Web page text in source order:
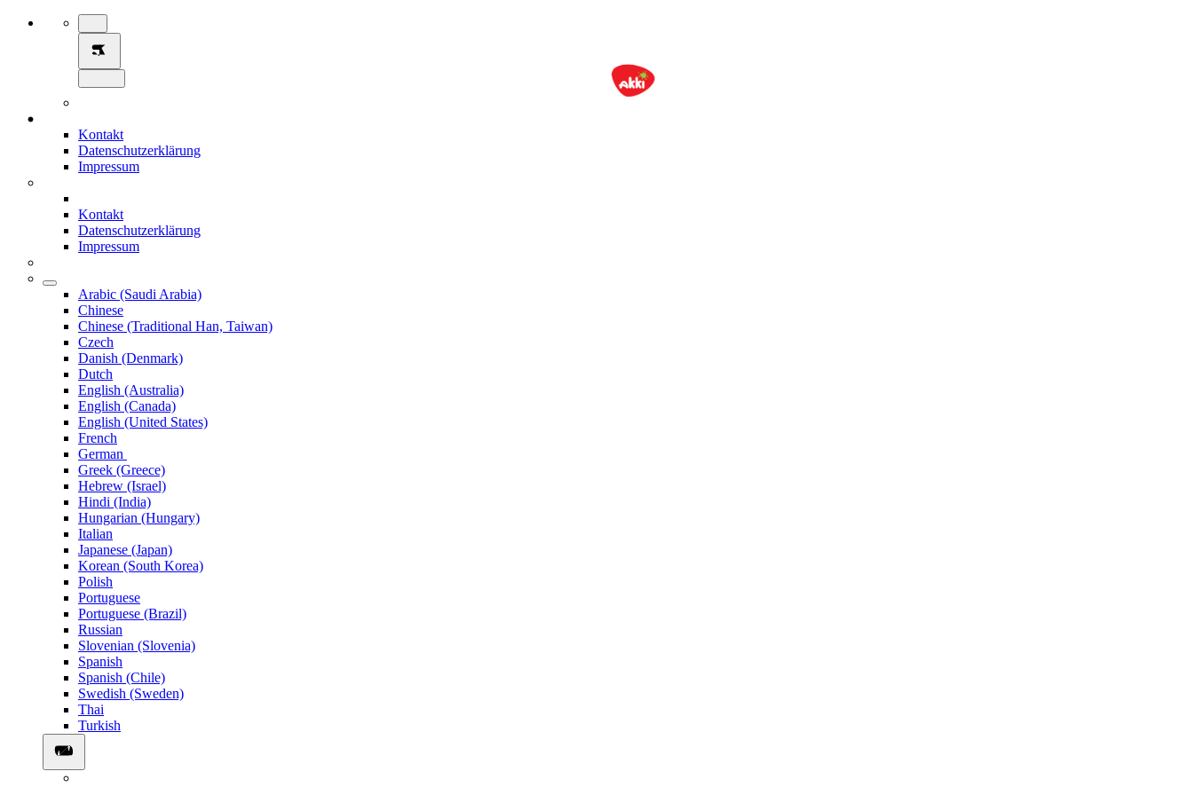
Kontakt
Datenschutzerklärung
Impressum
Kontakt
Datenschutzerklärung
Impressum
Arabic (Saudi Arabia)
Chinese
Chinese (Traditional Han, Taiwan)
Czech
Danish (Denmark)
Dutch
English (Australia)
English (Canada)
English (United States)
French
German
Greek (Greece)
Hebrew (Israel)
Hindi (India)
Hungarian (Hungary)
Italian
Japanese (Japan)
Korean (South Korea)
Polish
Portuguese
Portuguese (Brazil)
Russian
Slovenian (Slovenia)
Spanish
Spanish (Chile)
Swedish (Sweden)
Thai
Turkish